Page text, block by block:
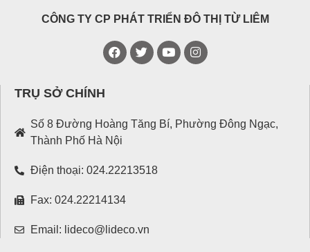
CÔNG TY CP PHÁT TRIỂN ĐÔ THỊ TỪ LIÊM
TRỤ SỞ CHÍNH
Số 8 Đường Hoàng Tăng Bí, Phường Đông Ngạc,
Thành Phố Hà Nội
Điện thoại: 024.22213518
Fax: 024.22214134
Email: lideco@lideco.vn